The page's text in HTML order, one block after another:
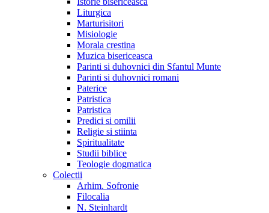
Liturgica
Marturisitori
Misiologie
Morala crestina
Muzica bisericeasca
Parinti si duhovnici din Sfantul Munte
Parinti si duhovnici romani
Paterice
Patristica
Patristica
Predici si omilii
Religie si stiinta
Spiritualitate
Studii biblice
Teologie dogmatica
Colectii
Arhim. Sofronie
Filocalia
N. Steinhardt